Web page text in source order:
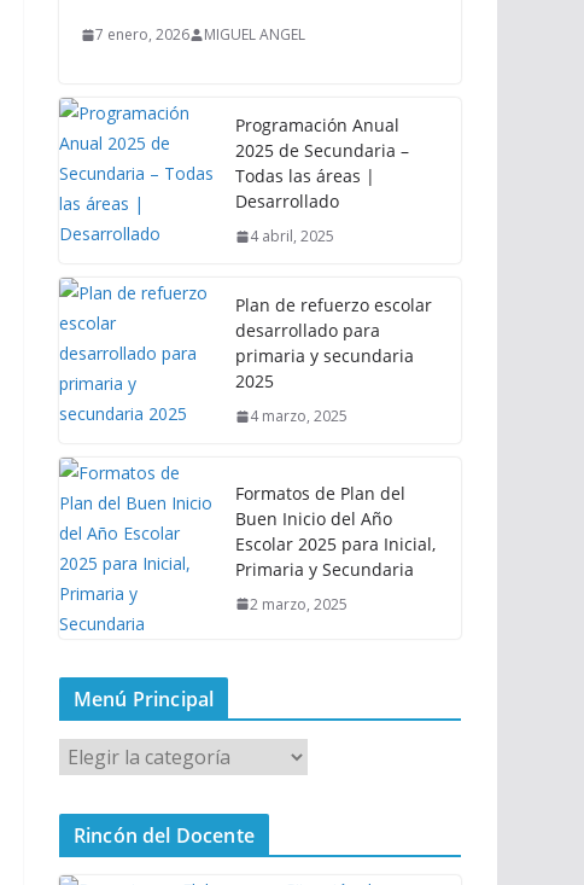
7 enero, 2026 MIGUEL ANGEL
Programación Anual
2025 de Secundaria –
Todas las áreas |
Desarrollado
4 abril, 2025
Plan de refuerzo escolar
desarrollado para
primaria y secundaria
2025
4 marzo, 2025
Formatos de Plan del
Buen Inicio del Año
Escolar 2025 para Inicial,
Primaria y Secundaria
2 marzo, 2025
Menú Principal
M
e
n
P
Rincón del Docente